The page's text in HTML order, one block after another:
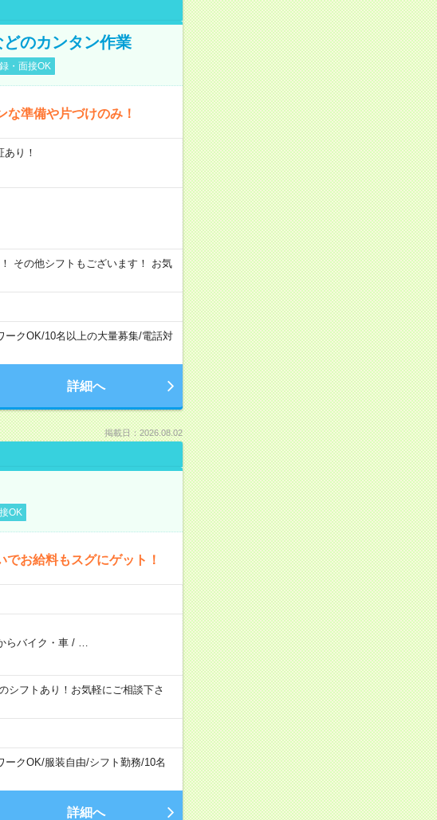
のカンタン作業
・面接OK
な準備や片づけのみ！
り！
その他シフトもございます！ お気
ークOK/10名以上の大量募集/電話対
詳細へ
掲載日：2026.08.02
OK
お給料もスグにゲット！
らバイク・車/
フトあり！お気軽にご相談下さ
ークOK/服装自由/シフト勤務/10名
詳細へ